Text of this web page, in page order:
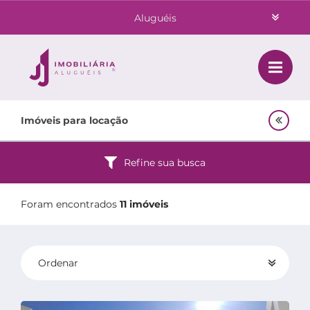
Aluguéis
Investimentos
Empreendimentos Agnes
Lançamentos
Quem Somos
Imóveis para locação
Refine sua busca
Foram encontrados 11 imóveis
Ordenar